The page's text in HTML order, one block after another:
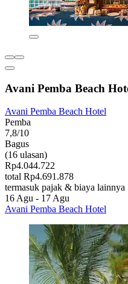
Avani Pemba Beach
Avani Pemba Beach Hotel
Pemba
7,8/10
Bagus
(16 ulasan)
Rp4.044.722
total Rp4.691.878
termasuk pajak & biaya lainnya
16 Agu - 17 Agu
Avani Pemba Beach Hotel